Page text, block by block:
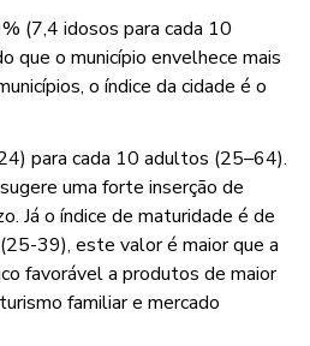
(7,4 idosos para cada 10
que o município envelhece mais
o índice da cidade é o
para cada 10 adultos (25–64).
uma forte inserção de
Já o índice de maturidade é de
39), este valor é maior que a
favorável a produtos de maior
familiar e mercado